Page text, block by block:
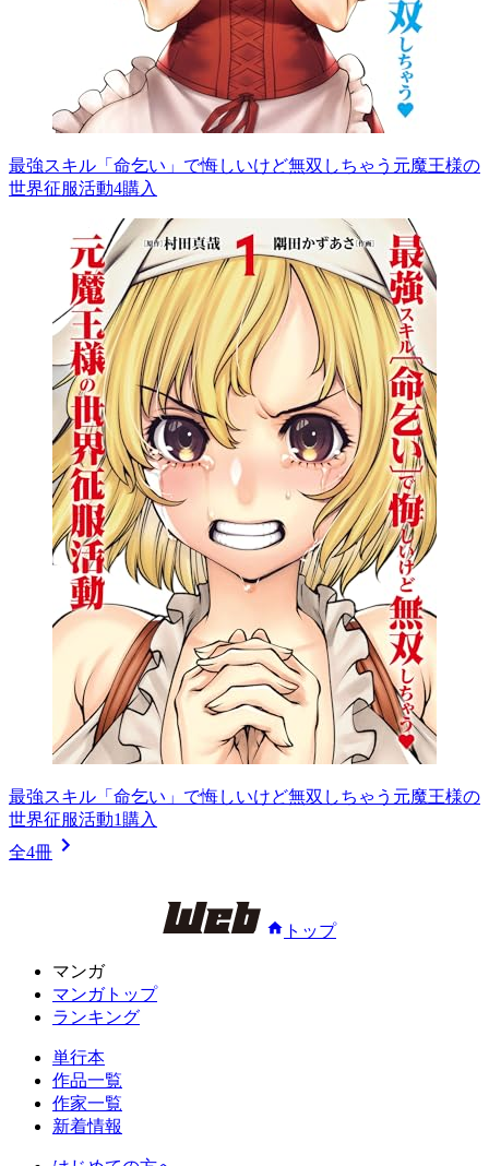
最強スキル「命乞い」で悔しいけど無双しちゃう元魔王様の
世界征服活動4購入
最強スキル「命乞い」で悔しいけど無双しちゃう元魔王様の
世界征服活動1 購入
全4冊
トップ
マンガ
マンガトップ
ランキング
単行本
作品一覧
作家一覧
新着情報